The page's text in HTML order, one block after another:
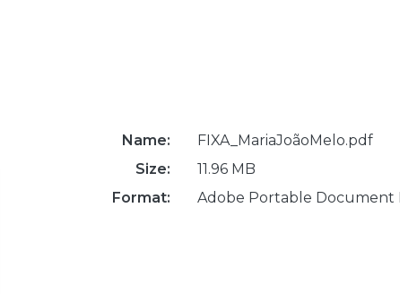
Name:
FIXA_MariaJoãoMelo.pdf
Size:
11.96 MB
Format:
Adobe Portable Document